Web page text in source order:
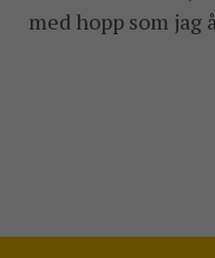
med hopp som